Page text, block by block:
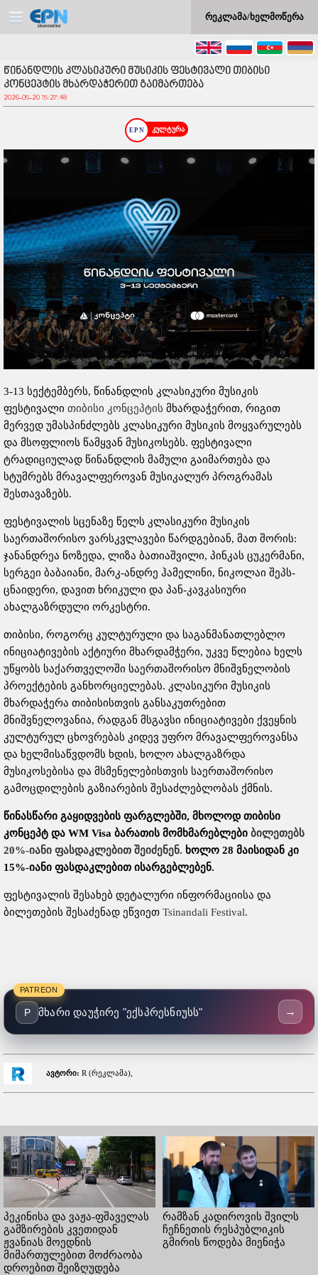
რეკლამა/ხელმოწერა
წინანდლის კლასიკური მუსიკის ფესტივალი თიბისი
კონცეპტის მხარდაჭერით გაიმართება
2026-05-20 15:27:48
კულტურა
3-13 სექტემბერს, წინანდლის კლასიკური მუსიკის
ფესტივალი თიბისი კონცეპტის მხარდაჭერით, რიგით
მერვედ უმასპინძლებს კლასიკური მუსიკის მოყვარულებს
და მსოფლიოს წამყვან მუსიკოსებს. ფესტივალი
ტრადიციულად წინანდლის მამული გაიმართება და
სტუმრებს მრავალფეროვან მუსიკალურ პროგრამას
შესთავაზებს.
ფესტივალის სცენაზე წელს კლასიკური მუსიკის
საერთაშორისო ვარსკვლავები წარდგებიან, მათ შორის:
ჯანანდრეა ნოზედა, ლიზა ბათიაშვილი, პინკას ცუკერმანი,
სერგეი ბაბაიანი, მარკ-ანდრე ჰამელინი, ნიკოლაი შეპს-
ცნაიდერი, დავით ხრიკული და პან-კავკასიური
ახალგაზრდული ორკესტრი.
თიბისი, როგორც კულტურული და საგანმანათლებლო
ინიციატივების აქტიური მხარდამჭერი, უკვე წლებია ხელს
უწყობს საქართველოში საერთაშორისო მნიშვნელობის
პროექტების განხორციელებას. კლასიკური მუსიკის
მხარდაჭერა თიბისისთვის განსაკუთრებით
მნიშვნელოვანია, რადგან მსგავსი ინიციატივები ქვეყნის
კულტურულ ცხოვრებას კიდევ უფრო მრავალფეროვანსა
და ხელმისაწვდომს ხდის, ხოლო ახალგაზრდა
მუსიკოსებისა და მსმენელებისთვის საერთაშორისო
გამოცდილების გაზიარების შესაძლებლობას ქმნის.
წინასწარი გაყიდვების ფარგლებში, მხოლოდ თიბისი
კონცეპტ და WM Visa ბარათის მომხმარებლები ბილეთებს
20%-იანი ფასდაკლებით შეიძენენ. ხოლო 28 მაისიდან კი
15%-იანი ფასდაკლებით ისარგებლებენ.
ფესტივალის შესახებ დეტალური ინფორმაციისა და
ბილეთების შესაძენად ეწვიეთ Tsinandali Festival.
PATREON
P მხარი დაუჭირე "ექსპრესნიუსს" →
ავტორი: R (რეკლამა),
პეკინისა და ვაჟა-ფშაველას
გამზირების კვეთიდან
ჟვანიას მოედნის
მიმართულებით მოძრაობა
დროებით შეიზღუდება
რამზან კადიროვის შვილს
ჩეჩნეთის რესპუბლიკის
გმირის წოდება მიენიჭა